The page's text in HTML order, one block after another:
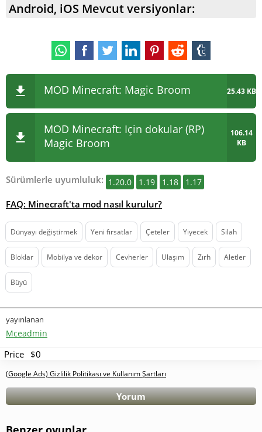
Android, iOS Mevcut versiyonlar:
MOD Minecraft: Magic Broom 25.43 KB
MOD Minecraft: Için dokular (RP)
Magic Broom
106.14
KB
Sürümlerle uyumluluk: 1.20.0 1.19 1.18 1.17
FAQ: Minecraft'ta mod nasıl kurulur?
Dünyayı değiştirmek Yeni fırsatlar Çeteler Yiyecek Silah
Bloklar Mobilya ve dekor Cevherler Ulaşım Zırh Aletler
Büyü
yayınlanan
Mceadmin
Price $0
(Google Ads) Gizlilik Politikası ve Kullanım Şartları
Yorum